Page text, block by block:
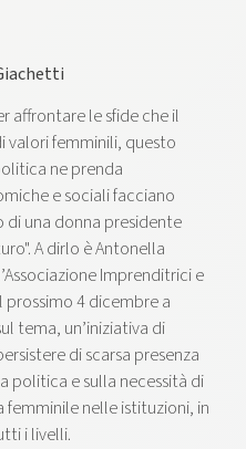
affrontare le sfide che il
valori femminili, questo
ne prenda
e sociali facciano
una donna presidente
A dirlo è Antonella
Imprenditrici e
prossimo 4 dicembre a
tema, un’iniziativa di
di scarsa presenza
politica e sulla necessità di
femminile nelle istituzioni, in
i livelli.